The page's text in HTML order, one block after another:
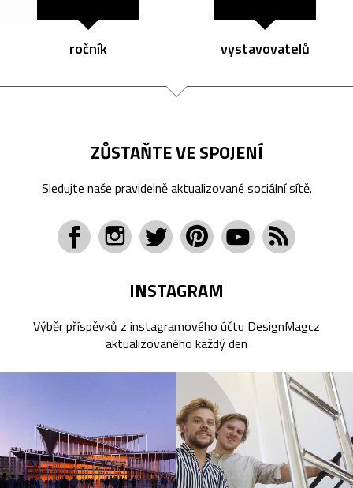
ročník vystavovatelů
ZŮSTAŇTE VE SPOJENÍ
Sledujte naše pravidelně aktualizované sociální sítě.
INSTAGRAM
Výběr příspěvků z instagramového účtu DesignMagcz
aktualizovaného každý den